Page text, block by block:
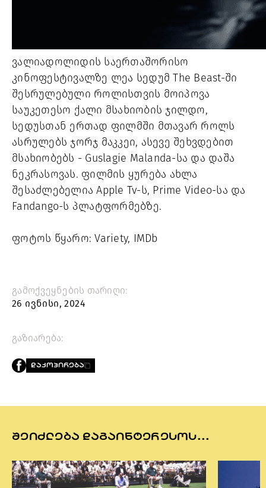
ვალიადოლიდის საერთაშორისო
კინოფესტივალზე ლეა სედუმ The Beast-ში
შესრულებული როლისთვის მოიპოვა
საუკეთესო ქალი მსახიობის ჯილდო,
სედუსთან ერთად ფილმში მთავარ როლს
ასრულებს ჯორჯ მაკკეი, ასევე შეხვდებით
მსახიობებს - Guslagie Malanda-სა და დაშა
ნეკრასოვას. ფილმის ყურება ახლა
შესაძლებელია Apple Tv-ს, Prime Video-სა და
Fandango-ს პლატფორმებზე.
ფოტოს წყარო: Variety, IMDb
გამოქვეყნების თარიღი:
26 ივნისი, 2024
გაზიარება:
ᲓᲐᲙᲝᲞᲘᲠᲔᲑᲐ
ᲨᲔᲘᲫᲚᲔᲑᲐ ᲓᲐᲒᲐᲘᲜᲢᲔᲠᲔᲡᲝᲡ...